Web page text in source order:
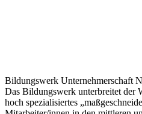
Bildungswerk Unternehmerschaft
Das Bildungswerk unterbreitet der
hoch spezialisiertes